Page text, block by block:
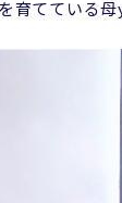
育てている